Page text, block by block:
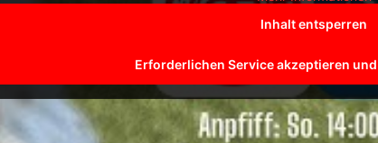
Inhalt entsperren
Erforderlichen Service akzeptieren